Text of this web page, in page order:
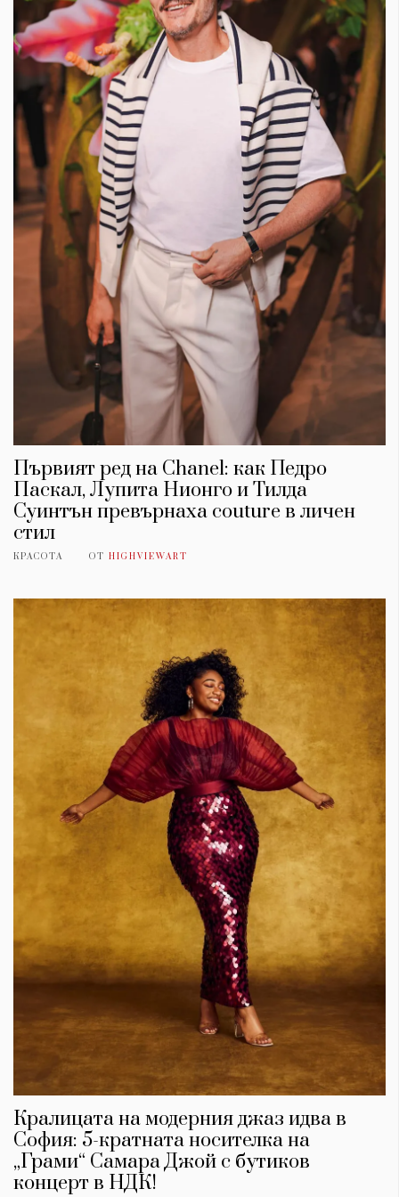
Първият ред на Chanel: как Педро
Паскал, Лупита Нионго и Тилда
Суинтън превърнаха couture в личен
стил
КРАСОТА ОТ HIGHVIEWART
Кралицата на модерния джаз идва в
София: 5-кратната носителка на
„Грами“ Самара Джой с бутиков
концерт в НДК!